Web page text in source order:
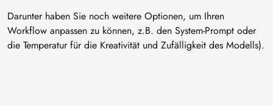
Darunter haben Sie noch weitere Optionen, um Ihren
Workflow anpassen zu können, z.B. den System-Prompt oder
die Temperatur für die Kreativität und Zufälligkeit des Modells).